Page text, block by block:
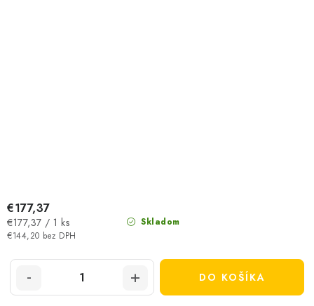
Skladom
€144,20 bez DPH
€177,37
Jednotková
cena:
€177,37 / 1 ks
DO KOŠÍKA